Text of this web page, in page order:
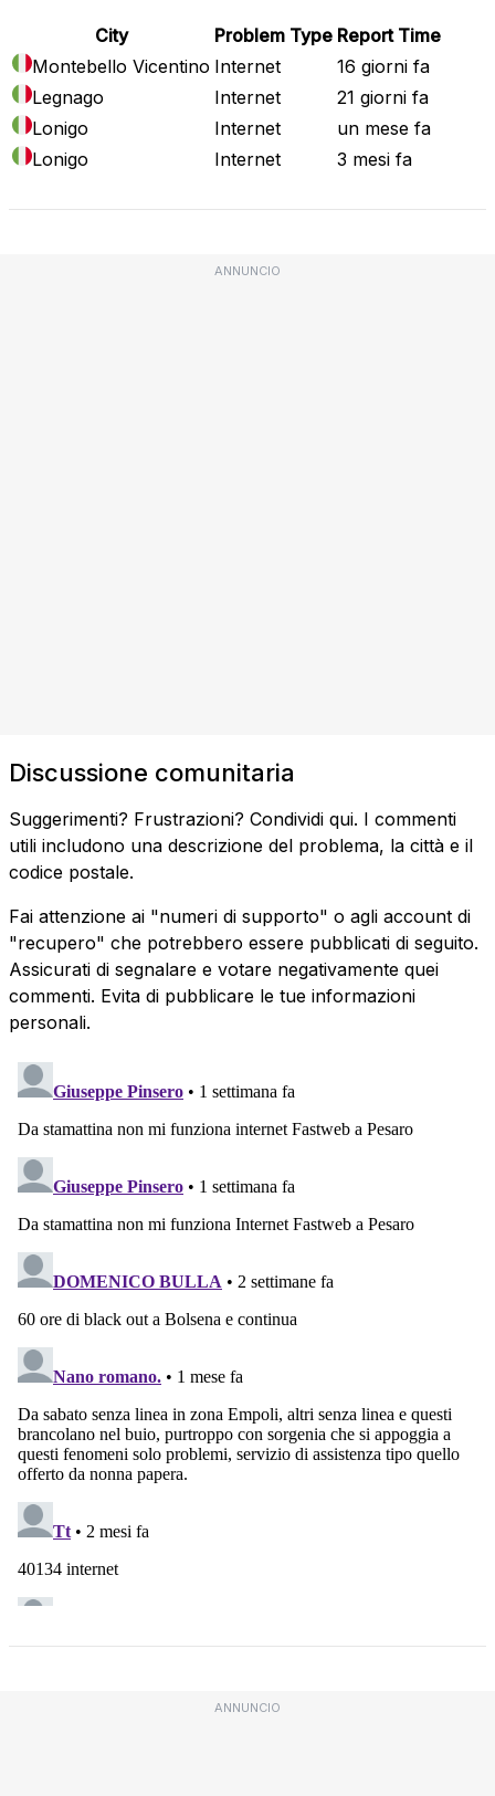
City Problem Type Report Time
Montebello Vicentino Internet
16 giorni fa
Legnago
Internet
21 giorni fa
Lonigo
Internet
un mese fa
Lonigo
Internet 3 mesi fa
ANNUNCIO
Discussione comunitaria
Suggerimenti? Frustrazioni? Condividi qui. I commenti
utili includono una descrizione del problema, la città e il
codice postale.
Fai attenzione ai "numeri di supporto" o agli account di
"recupero" che potrebbero essere pubblicati di seguito.
Assicurati di segnalare e votare negativamente quei
commenti. Evita di pubblicare le tue informazioni
personali.
ANNUNCIO